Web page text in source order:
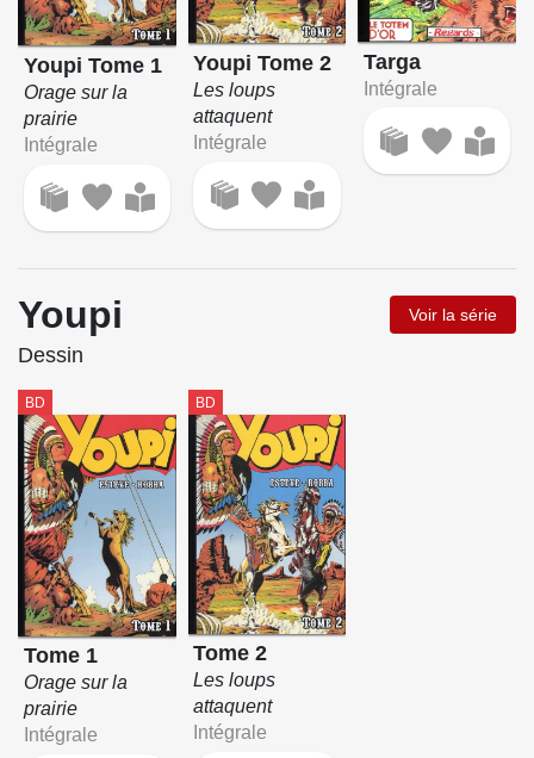
Youpi Tome 1
Orage sur la
prairie
Intégrale
Youpi Tome 2
Les loups
attaquent
Intégrale
Targa
Intégrale
Youpi Voir la série
Dessin
BD
Tome 1
Orage sur la
prairie
Intégrale
BD
Tome 2
Les loups
attaquent
Intégrale